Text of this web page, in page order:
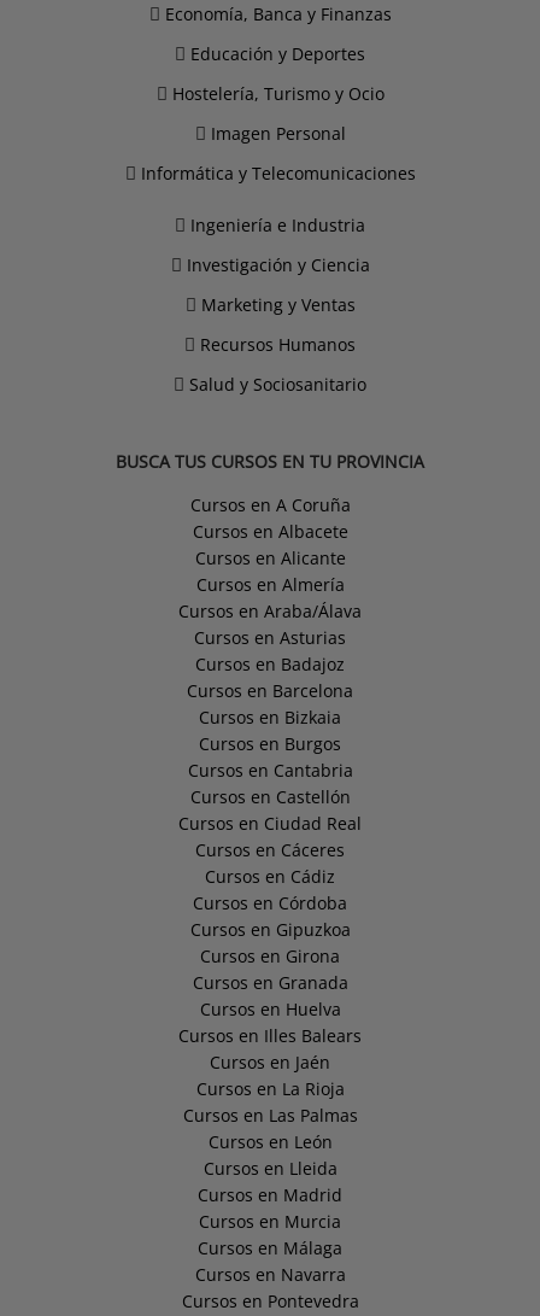
Economía, Banca y Finanzas
Educación y Deportes
Hostelería, Turismo y Ocio
Imagen Personal
Informática y Telecomunicaciones
Ingeniería e Industria
Investigación y Ciencia
Marketing y Ventas
Recursos Humanos
Salud y Sociosanitario
BUSCA TUS CURSOS EN TU PROVINCIA
Cursos en A Coruña
Cursos en Albacete
Cursos en Alicante
Cursos en Almería
Cursos en Araba/Álava
Cursos en Asturias
Cursos en Badajoz
Cursos en Barcelona
Cursos en Bizkaia
Cursos en Burgos
Cursos en Cantabria
Cursos en Castellón
Cursos en Ciudad Real
Cursos en Cáceres
Cursos en Cádiz
Cursos en Córdoba
Cursos en Gipuzkoa
Cursos en Girona
Cursos en Granada
Cursos en Huelva
Cursos en Illes Balears
Cursos en Jaén
Cursos en La Rioja
Cursos en Las Palmas
Cursos en León
Cursos en Lleida
Cursos en Madrid
Cursos en Murcia
Cursos en Málaga
Cursos en Navarra
Cursos en Pontevedra